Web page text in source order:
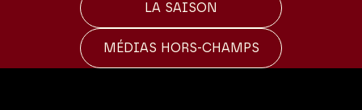
LA SAISON
MÉDIAS HORS-CHAMPS